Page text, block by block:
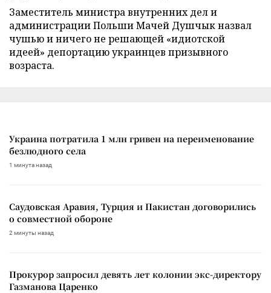
Заместитель министра внутренних дел и
администрации Польши Мачей Душчык назвал
чушью и ничего не решающей «идиотской
идеей» депортацию украинцев призывного
возраста.
Украина потратила 1 млн гривен на переименование
безлюдного села
1 минута назад
Саудовская Аравия, Турция и Пакистан договорились
о совместной обороне
2 минуты назад
Прокурор запросил девять лет колонии экс-директору
Газманова Царенко